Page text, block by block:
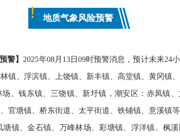
! 地质气象风险预警
警】 2025年08月13日09时预警消息，预计未来24
镇、浮滨镇、上饶镇、新丰镇、高堂镇、黄冈镇
、钱东镇、三饶镇、新圩镇，潮安区：赤凤镇
官塘镇、桥东街道、太平街道、铁铺镇、意溪镇
镇、金石镇、万峰林场、彩塘镇、浮洋镇、枫溪